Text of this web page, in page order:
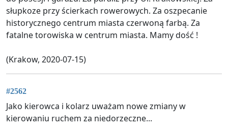
słupkoze przy ścierkach rowerowych. Za oszpecanie
historycznego centrum miasta czerwoną farbą. Za
fatalne torowiska w centrum miasta. Mamy dość !
(Krakow, 2020-07-15)
#2562
Jako kierowca i kolarz uważam nowe zmiany w
kierowaniu ruchem za niedorzeczne...